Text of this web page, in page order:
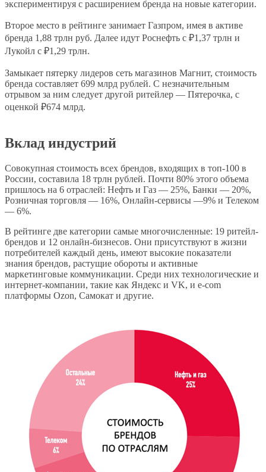
экспериментируя с расширением бренда на новые категории.
Второе место в рейтинге занимает Газпром, имея в активе
бренда 1,88 трлн руб. Далее идут Роснефть с ₽1,37 трлн и
Лукойл с ₽1,29 трлн.
Замыкает пятерку лидеров сеть магазинов Магнит, стоимость
бренда составляет 699 млрд рублей. С незначительным
отрывом за ним следует другой ритейлер — Пятерочка, с
оценкой ₽674 млрд.
Вклад индустрий
Совокупная стоимость всех брендов, входящих в топ-100 в
России, составила 18 трлн рублей. Почти 80% этого объема
пришлось на 6 отраслей: Нефть и Газ — 25%, Банки — 20%,
Розничная торговля — 16%, Онлайн-сервисы —9% и Телеком
— 6%.
В рейтинге две категории самые многочисленные: 19 ритейл-
брендов и 12 онлайн-бизнесов. Они присутствуют в жизни
потребителей каждый день, имеют высокие показатели
знания брендов, растущие обороты и активные
маркетинговые коммуникации. Среди них технологические и
интернет-компании, такие как Яндекс и VK, и e-com
платформы Ozon, Самокат и другие.